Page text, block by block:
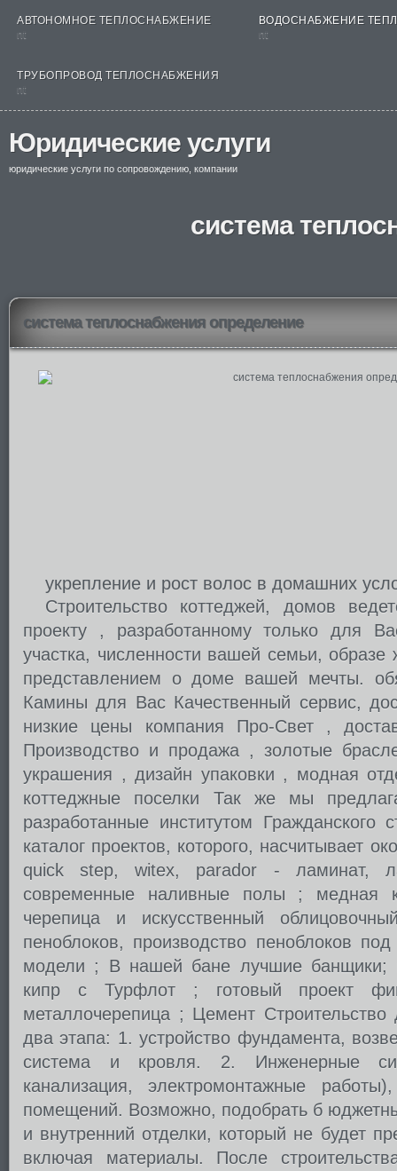
АВТОНОМНОЕ ТЕПЛОСНАБЖЕНИЕ
nt
ВОДОСНАБЖЕНИЕ
nt
ТРУБОПРОВОД ТЕПЛОСНАБЖЕНИЯ
nt
Юридические услуги
юридические услуги по сопровождению, компании
система
система теплоснабжения определение
укрепление и рост волос в домашних
Строительство коттеджей, домов
проекту , разработанному только для
участка, численности вашей семьи,
представлением о доме вашей мечты.
Камины для Вас Качественный сервис,
низкие цены компания Про-Свет ,
Производство и продажа , золотые
украшения , дизайн упаковки , модная
коттеджные поселки Так же мы
разработанные институтом Гражданского
каталог проектов, которого, насчитывает
quick step, witex, parador - ламинат,
современные наливные полы ; медная
черепица и искусственный
пеноблоков, производство пеноблоков
модели ; В нашей бане лучшие банщики;
кипр c Турфлот ; готовый проект
металлочерепица ; Цемент
два этапа: 1. устройство фундамента,
система и кровля. 2. Инженерные
канализация, электромонтажные
помещений. Возможно, подобрать б
и внутренний отделки, который не будет
включая материалы. После